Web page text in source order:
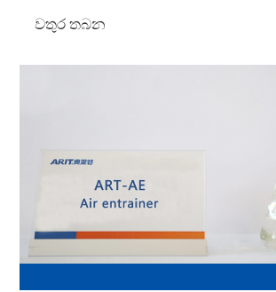
වතුර තබන